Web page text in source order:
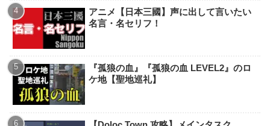
アニメ【日本三國】声に出して言いたい
名言・名セリフ！
『孤狼の血』『孤狼の血 LEVEL2』のロ
ケ地【聖地巡礼】